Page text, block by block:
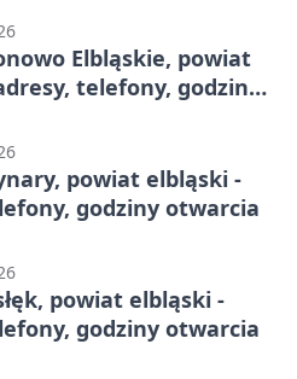
Elbląskie, powiat
telefony, godziny
powiat elbląski -
godziny otwarcia
powiat elbląski -
godziny otwarcia